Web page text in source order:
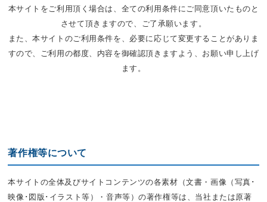
本サイトをご利用頂く場合は、全ての利用条件にご同意頂いたものと
させて頂きますので、ご了承願います。
また、本サイトのご利用条件を、必要に応じて変更することがありま
すので、ご利用の都度、内容を御確認頂きますよう、お願い申し上げ
ます。
著作権等について
本サイトの全体及びサイトコンテンツの各素材（文書・画像（写真･
映像･図版･イラスト等）・音声等）の著作権等は、当社または原著